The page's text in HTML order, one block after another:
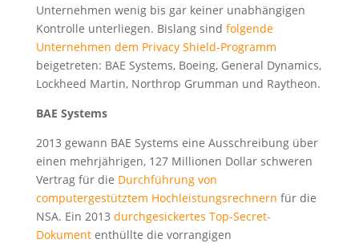
Unternehmen wenig bis gar keiner unabhängigen
Kontrolle unterliegen. Bislang sind folgende
Unternehmen dem Privacy Shield-Programm
beigetreten: BAE Systems, Boeing, General Dynamics,
Lockheed Martin, Northrop Grumman und Raytheon.
BAE Systems
2013 gewann BAE Systems eine Ausschreibung über
einen mehrjährigen, 127 Millionen Dollar schweren
Vertrag für die Durchführung von
computergestütztem Hochleistungsrechnern für die
NSA. Ein 2013 durchgesickertes Top-Secret-
Dokumententhüllte die vorrangigen